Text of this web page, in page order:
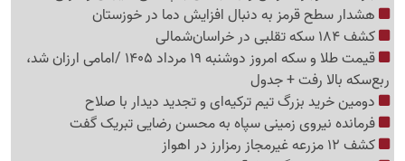
هشدار سطح قرمز به دنبال افزایش دما در خوزستان
کشف 184 سکه تقلبی در خراسان‌شمالی
قیمت طلا و سکه امروز دوشنبه 19 مرداد 1405 /امامی ارزان شد،
ربع‌سکه بالا رفت + جدول
دومین خرید بزرگ تیم ترکیه‌ای و تجدید دیدار با صلاح
فرمانده نیروی زمینی سپاه به محسن رضایی تبریک گفت
کشف 12 مزرعه غیرمجاز رمزارز در اهواز